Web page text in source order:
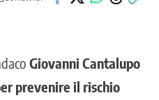
Giovanni Cantalupo
prevenire il rischio